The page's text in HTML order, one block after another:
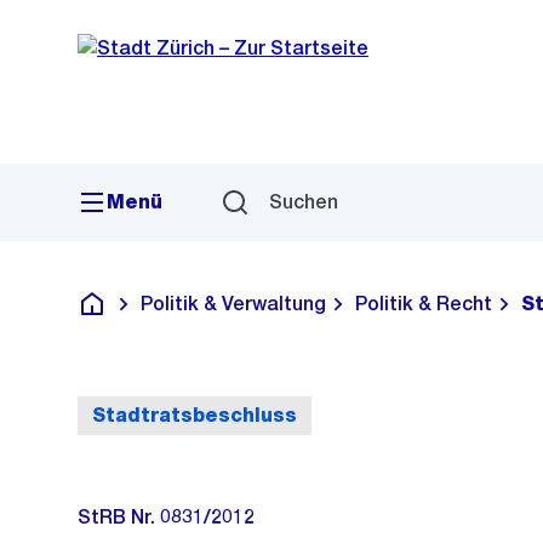
Navigation
Sprunglink
Menü Suchen
Deutsch
Politik & Verwaltung Politik & Recht
Stadtratsbeschluss
StRB Nr. 0831/2012